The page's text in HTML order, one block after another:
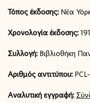
Τόπος έκδοσης: Νέα
Χρονολογία έκδοσης:
Συλλογή: Βιβλιοθήκη
Αριθμός αντιτύπου:
Αναλυτική εγγραφή: